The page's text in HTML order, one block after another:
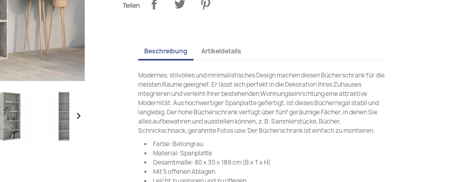

Teilen
Beschreibung Artikeldetails
Modernes, stilvolles und minimalistisches Design machen diesen Bücherschrank für die
meisten Räume geeignet. Er lässt sich perfekt in die Dekoration Ihres Zuhauses
integrieren und verleiht Ihrer bestehenden Wohnungseinrichtung eine attraktive
Modernität. Aus hochwertiger Spanplatte gefertigt, ist dieses Bücherregal stabil und
langlebig. Der hohe Bücherschrank verfügt über fünf geräumige Fächer, in denen Sie
alles aufbewahren und ausstellen können, z. B. Sammlerstücke, Bücher,
Schnickschnack, gerahmte Fotos usw. Der Bücherschrank ist einfach zu montieren.
Farbe: Betongrau
Material: Spanplatte
Gesamtmaße: 80 x 30 x 189 cm (B x T x H)
Mit 5 offenen Ablagen